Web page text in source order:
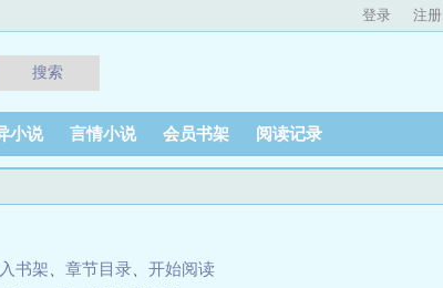
登录 注册
搜索
小说 言情小说 会员书架 阅读记录
书架 章节目录
开始阅读